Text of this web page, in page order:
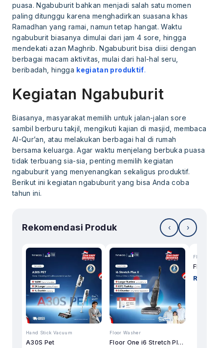
puasa. Ngabuburit bahkan menjadi salah satu momen
paling ditunggu karena menghadirkan suasana khas
Ramadhan yang ramai, namun tetap hangat. Waktu
ngabuburit biasanya dimulai dari jam 4 sore, hingga
mendekati azan Maghrib. Ngabuburit bisa diisi dengan
berbagai macam aktivitas, mulai dari hal-hal seru,
beribadah, hingga kegiatan produktif.
Kegiatan Ngabuburit
Biasanya, masyarakat memilih untuk jalan-jalan sore
sambil berburu takjil, mengikuti kajian di masjid, membaca
Al-Qur’an, atau melakukan berbagai hal di rumah
bersama keluarga. Agar waktu menjelang berbuka puasa
tidak terbuang sia-sia, penting memilih kegiatan
ngabuburit yang menyenangkan sekaligus produktif.
Berikut ini kegiatan ngabuburit yang bisa Anda coba
tahun ini.
Rekomendasi Produk ‹ ›
Hand Stick Vacuum
A30S Pet
Floor Washer
Floor One i6 Stretch Plus II
Floor
Rp